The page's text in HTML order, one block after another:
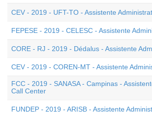
CEV - 2019 - UFT-TO - Assistente
FEPESE - 2019 - CELESC - Assistente
CORE - RJ - 2019 - Dédalus - Assistente
CEV - 2019 - COREN-MT - Assistente
FCC - 2019 - SANASA - Campinas -
Call Center
FUNDEP - 2019 - ARISB - Assistente